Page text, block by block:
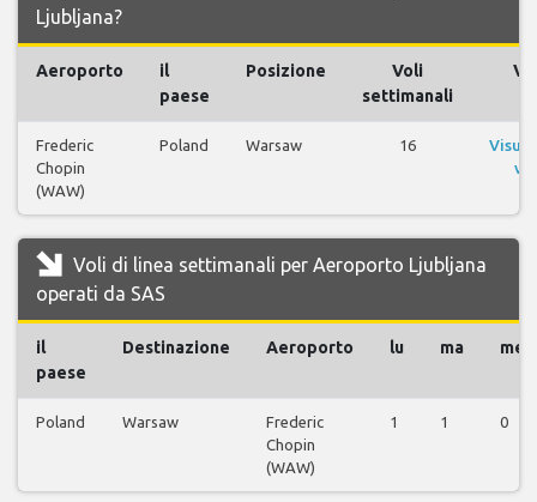
Ljubljana?
Aeroporto
il
paese
Posizione
Voli
settimanali
Frederic
Chopin
(WAW)
Poland Warsaw 16
Voli di linea settimanali per Aeroporto Ljubljana
operati da SAS
il
paese
Destinazione Aeroporto lu ma me
Poland Warsaw
Frederic
Chopin
(WAW)
1 1 0